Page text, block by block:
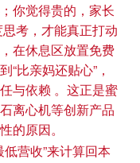
你觉得贵的，家长
考，才能真正打动
在休息区放置免费
比亲妈还贴心”，
与依赖 。这正是蜜
离心机等创新产品
的原因。
营收”来计算回本